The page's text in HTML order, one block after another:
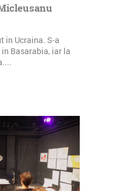
in Ucraina. S-a
Basarabia, iar la